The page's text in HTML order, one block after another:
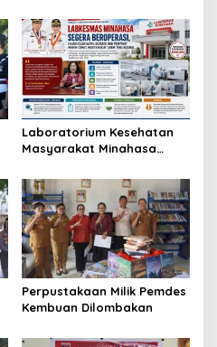
Laboratorium Kesehatan
Masyarakat Minahasa
Kegunaannya
Perpustakaan Milik Pemdes
Kembuan Dilombakan